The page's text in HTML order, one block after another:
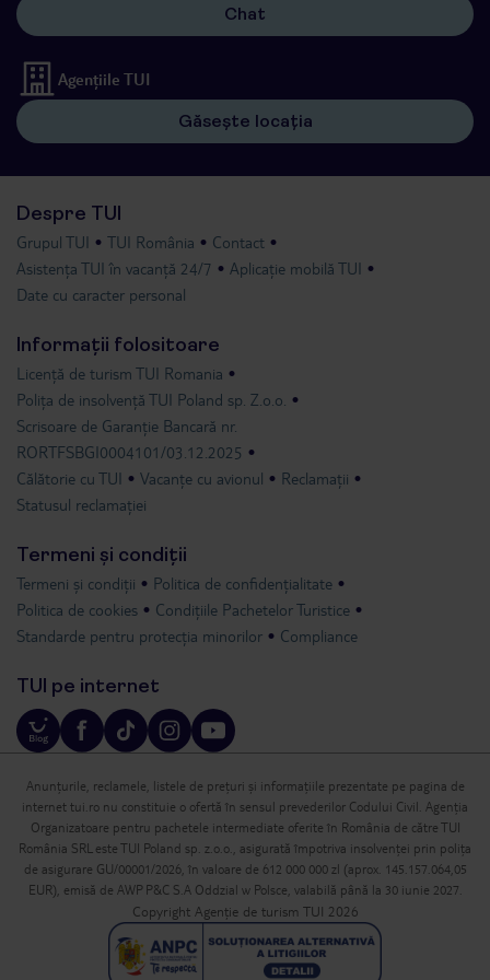
Chat
Agențiile TUI
Găsește locația
Despre TUI
Grupul TUI TUI România
Contact
Asistența TUI în vacanță 24/7
Aplicație mobilă TUI
Date cu caracter personal
Informații folositoare
Licență de turism TUI Romania
Polița de insolvență TUI Poland sp. Z.o.o.
Scrisoare de Garanție Bancară nr.
RORTFSBGI0004101/03.12.2025
Călătorie cu TUI
Vacanțe cu avionul
Reclamații
Statusul reclamației
Termeni și condiții
Termeni și condiții
Politica de confidențialitate
Politica de cookies
Condițiile Pachetelor Turistice
Standarde pentru protecția minorilor
Compliance
TUI pe internet
Anunțurile, reclamele, listele de prețuri și informațiile prezentate pe pagina de
internet tui.ro nu constituie o ofertă în sensul prevederilor Codului Civil. Agenția
Organizatoare pentru pachetele intermediate oferite în România de către TUI
România SRL este TUI Poland sp. z.o.o., asigurată împotriva insolvenței prin polița
de asigurare GU/00001/2026, în valoare de 612 000 000 zl (aprox. 145.157.064,05
EUR), emisă de AWP P&C S.A Oddzial w Polsce, valabilă până la 30 iunie 2027.
Copyright Agenție de turism TUI 2026